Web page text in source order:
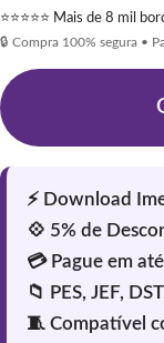
⭐⭐⭐⭐⭐ Mais de 8 mil
🔒 Compra 100% segura •